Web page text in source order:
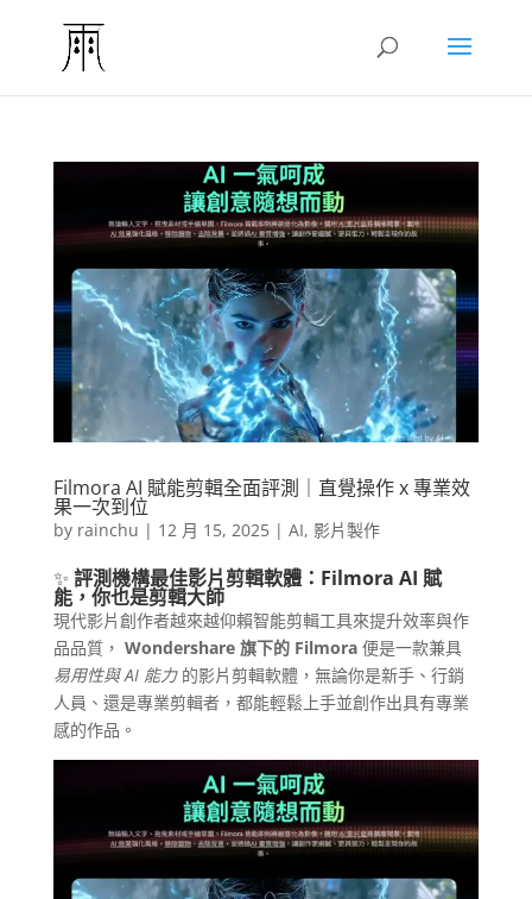
Filmora AI 賦能剪輯全面評測｜直覺操作 x 專業效
果一次到位
by rainchu | 12 月 15, 2025| AI, 影片製作
✨ 評測機構最佳影片剪輯軟體：Filmora AI 賦
能，你也是剪輯大師
現代影片創作者越來越仰賴智能剪輯工具來提升效率與作
品品質， Wondershare 旗下的 Filmora便是一款兼具
易用性與 AI 能力的影片剪輯軟體，無論你是新手、行銷
人員、還是專業剪輯者，都能輕鬆上手並創作出具有專業
感的作品。